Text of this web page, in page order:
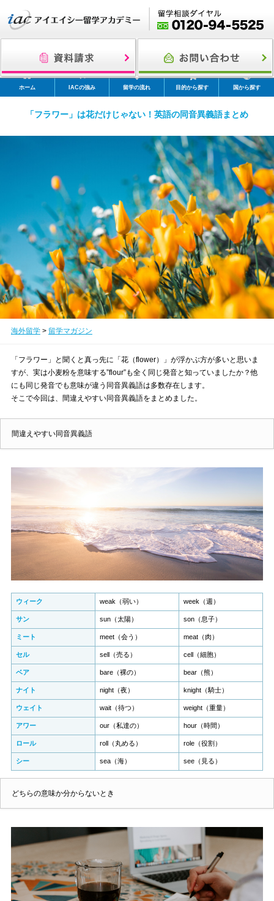
ホーム IACの強み 留学の流れ 目的から探す 国から探す
「フラワー」は花だけじゃない！英語の同音異義語まとめ
海外留学> 留学マガジン
「フラワー」と聞くと真っ先に「花（flower）」が浮かぶ方が多いと思いま
すが、実は小麦粉を意味する”flour”も全く同じ発音と知っていましたか？他
にも同じ発音でも意味が違う同音異義語は多数存在します。
そこで今回は、間違えやすい同音異義語をまとめました。
間違えやすい同音異義語
ウィーク weak（弱い） week（週）
サン sun（太陽） son（息子）
ミート meet（会う） meat（肉）
セル sell（売る） cell（細胞）
ベア bare（裸の） bear（熊）
ナイト night（夜） knight（騎士）
ウェイト wait（待つ） weight（重量）
アワー our（私達の） hour（時間）
ロール roll（丸める） role（役割）
シー sea（海） see（見る）
どちらの意味か分からないとき